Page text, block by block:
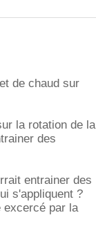
de chaud sur
la rotation de la
des
entrainer des
s'appliquent ?
excercé par la